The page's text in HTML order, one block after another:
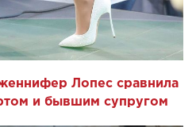
Лопес сравнила
и бывшим супругом